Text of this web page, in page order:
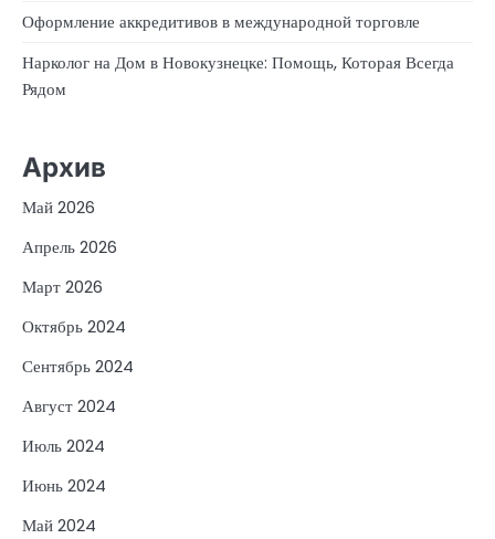
Оформление аккредитивов в международной торговле
Нарколог на Дом в Новокузнецке: Помощь, Которая Всегда
Рядом
Архив
Май 2026
Апрель 2026
Март 2026
Октябрь 2024
Сентябрь 2024
Август 2024
Июль 2024
Июнь 2024
Май 2024